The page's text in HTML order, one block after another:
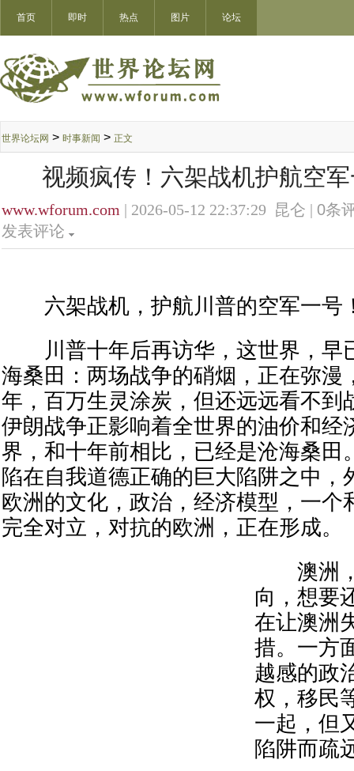
首页 即时 热点 图片 论坛
世界论坛网 > 时事新闻 > 正文
视频疯传！六架战机护航空
www.wforum.com | 2026-05-12 22:37:29 昆仑 | 0条
发表评论
六架战机，护航川普的空军一号
川普十年后再访华，这世界，早
海桑田：两场战争的硝烟，正在弥漫
年，百万生灵涂炭，但还远远看不到
伊朗战争正影响着全世界的油价和经
界，和十年前相比，已经是沧海桑田
陷在自我道德正确的巨大陷阱之中，
欧洲的文化，政治，经济模型，一个
完全对立，对抗的欧洲，正在形成。
澳洲，
向，想要
在让澳洲
措。一方
越感的政
权，移民
一起，但
陷阱而疏